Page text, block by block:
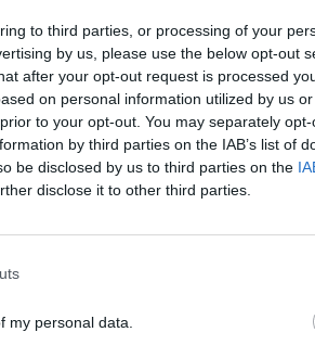
to third parties, or processing of your
by us, please use the below opt-out
after your opt-out request is processed
on personal information utilized by us
to your opt-out. You may separately
by third parties on the IAB’s list of
be disclosed by us to third parties on the
disclose it to other third parties.
my personal data.